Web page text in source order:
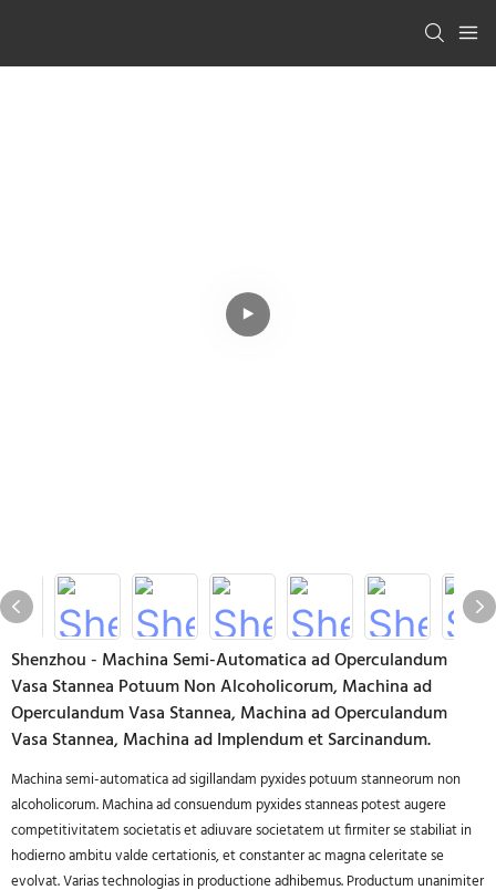
Shenzhou - Machina Semi-Automatica ad Operculandum
Vasa Stannea Potuum Non Alcoholicorum, Machina ad
Operculandum Vasa Stannea, Machina ad Operculandum
Vasa Stannea, Machina ad Implendum et Sarcinandum.
Machina semi-automatica ad sigillandam pyxides potuum stanneorum non
alcoholicorum. Machina ad consuendum pyxides stanneas potest augere
competitivitatem societatis et adiuvare societatem ut firmiter se stabiliat in
hodierno ambitu valde certationis, et constanter ac magna celeritate se
evolvat. Varias technologias in productione adhibemus. Productum unanimiter